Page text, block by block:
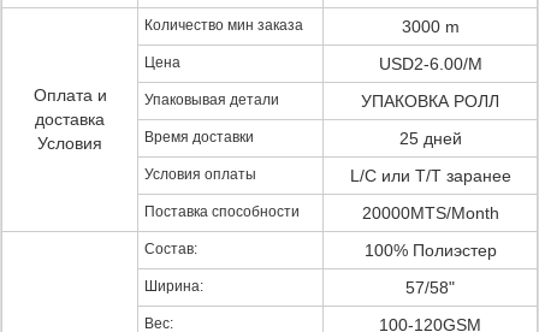
Оплата и
доставка
Условия
Количество мин заказа 3000 m
Цена USD2-6.00/M
Упаковывая детали УПАКОВКА РОЛЛ
Время доставки 25 дней
Условия оплаты L/C или T/T заранее
Поставка способности 20000MTS/Month
Состав: 100% Полиэстер
Ширина: 57/58"
Вес: 100-120GSM